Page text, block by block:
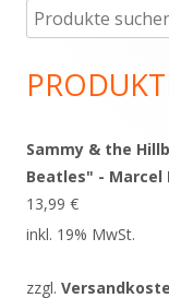
Haupt-
Suche
nach:
Sammy & the
Beatles" - Marcel
13,99 €
inkl. 19% MwSt.
zzgl.